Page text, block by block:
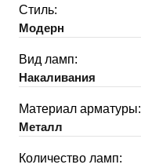
Стиль:
Модерн
Вид ламп:
Накаливания
Материал арматуры:
Металл
Количество ламп: